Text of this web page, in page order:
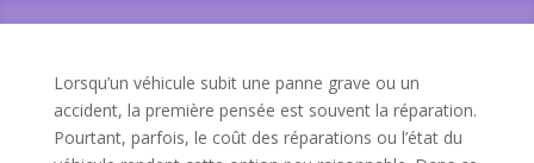
Lorsqu’un véhicule subit une panne grave ou un
accident, la première pensée est souvent la réparation.
Pourtant, parfois, le coût des réparations ou l’état du